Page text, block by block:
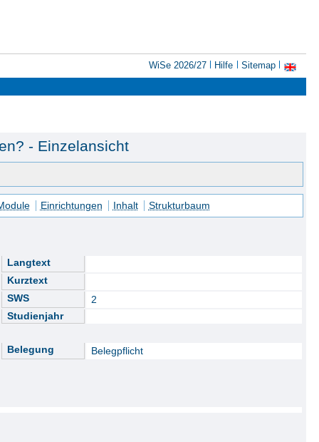
WiSe 2026/27 Hilfe Sitemap
- Einzelansicht
Einrichtungen Inhalt Strukturbaum
Langtext
Kurztext
SWS
2
Studienjahr
Belegung Belegpflicht